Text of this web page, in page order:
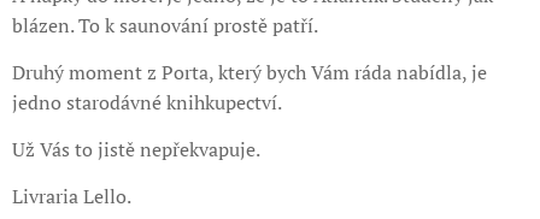
blázen. To k saunování prostě patří.
Druhý moment z Porta, který bych Vám ráda nabídla, je
jedno starodávné knihkupectví.
Už Vás to jistě nepřekvapuje.
Livraria Lello.